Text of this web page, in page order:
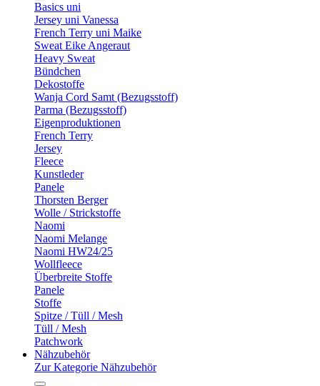
Basics uni
Jersey uni Vanessa
French Terry uni Maike
Sweat Eike Angeraut
Heavy Sweat
Bündchen
Dekostoffe
Wanja Cord Samt (Bezugsstoff)
Parma (Bezugsstoff)
Eigenproduktionen
French Terry
Jersey
Fleece
Kunstleder
Panele
Thorsten Berger
Wolle / Strickstoffe
Naomi
Naomi Melange
Naomi HW24/25
Wollfleece
Überbreite Stoffe
Panele
Stoffe
Spitze / Tüll / Mesh
Tüll / Mesh
Patchwork
Nähzubehör
Zur Kategorie Nähzubehör